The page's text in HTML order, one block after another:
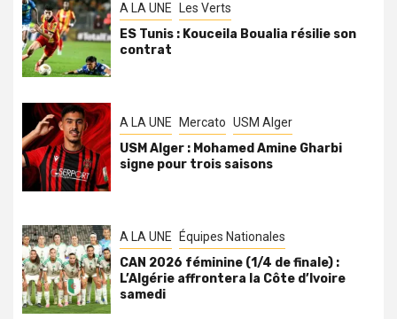
A LA UNE Les Verts
ES Tunis : Kouceila Boualia résilie son
contrat
A LA UNE Mercato USM Alger
USM Alger : Mohamed Amine Gharbi
signe pour trois saisons
A LA UNE Équipes Nationales
CAN 2026 féminine (1/4 de finale) :
L’Algérie affrontera la Côte d’Ivoire
samedi